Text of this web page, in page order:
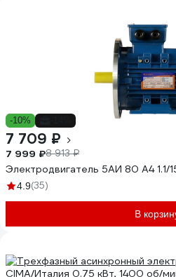
-10%
7 709 ₽
7 999 ₽8 913 ₽
Электродвигатель 5АИ 80 А4 1.1/
4.9(35)
В